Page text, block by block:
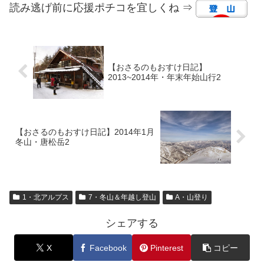
読み逃げ前に応援ポチコを宜しくね ⇒
【おさるのもおすけ日記】
2013~2014年・年末年始山行2
【おさるのもおすけ日記】2014年1月
冬山・唐松岳2
1・北アルプス 7・冬山＆年越し登山 A・山登り
シェアする
X Facebook Pinterest コピー